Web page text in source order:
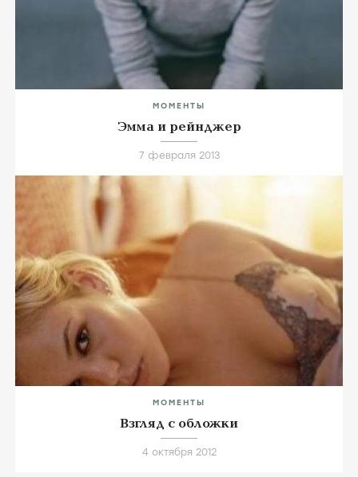
МОМЕНТЫ
Эмма и рейнджер
7 февраля 2013
МОМЕНТЫ
Взгляд с обложки
4 октября 2012